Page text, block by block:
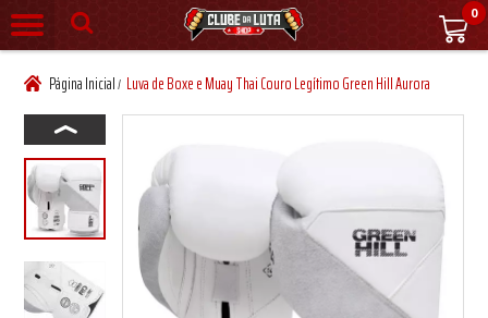
0
Página Inicial/ Luva de Boxe e Muay Thai Couro Legítimo Green Hill Aurora